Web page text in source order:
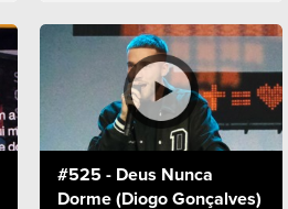
#525 - Deus Nunca
Dorme (Diogo Gonçalves)